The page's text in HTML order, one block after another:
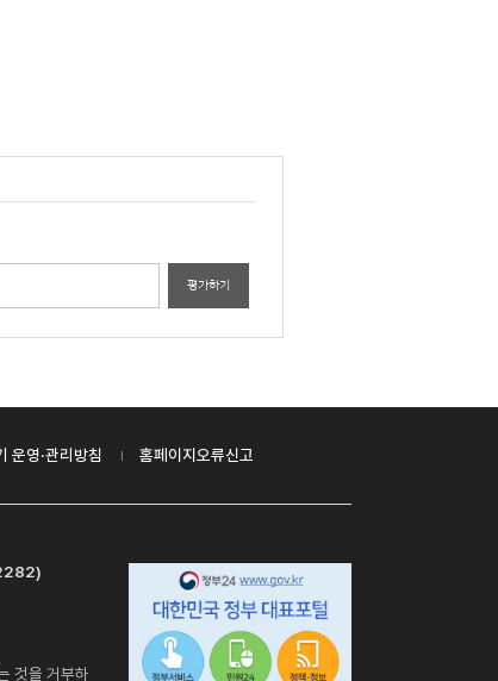
평가하기
운영·관리방침
홈페이지오류신고
것을 거부하